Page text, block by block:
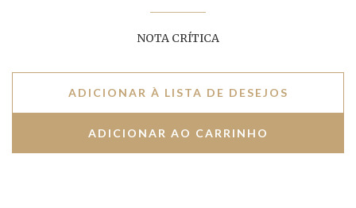
NOTA CRÍTICA
ADICIONAR À LISTA DE DESEJOS